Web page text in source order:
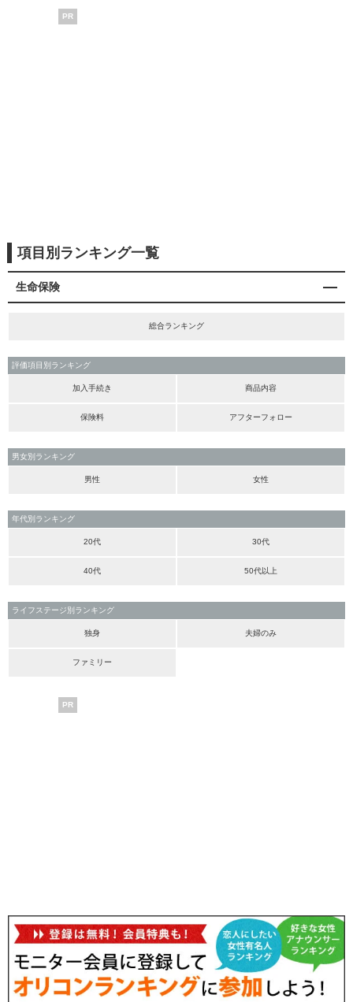
PR
項目別ランキング一覧
生命保険
総合ランキング
評価項目別ランキング
加入手続き 商品内容
保険料 アフターフォロー
男女別ランキング
男性 女性
年代別ランキング
20代 30代
40代 50代以上
ライフステージ別ランキング
独身 夫婦のみ
ファミリー
PR